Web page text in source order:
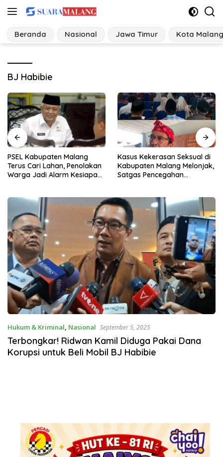
Langsung
konten
Beranda Nasional Jawa Timur Kota Malang
BJ Habibie
Kasus Kekerasan Seksual di
Kabupaten Malang Melonjak,
Satgas Pencegahan
Korsleting Listrik Hanguskan
Dapur dan Gudang Kayu
Hukum & Kriminal, Nasional September 5, 2025
Terbongkar! Ridwan Kamil Diduga Pakai Dana
Korupsi untuk Beli Mobil BJ Habibie